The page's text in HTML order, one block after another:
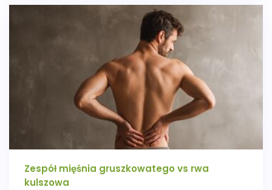
Zespół mięśnia gruszkowatego vs rwa
kulszowa